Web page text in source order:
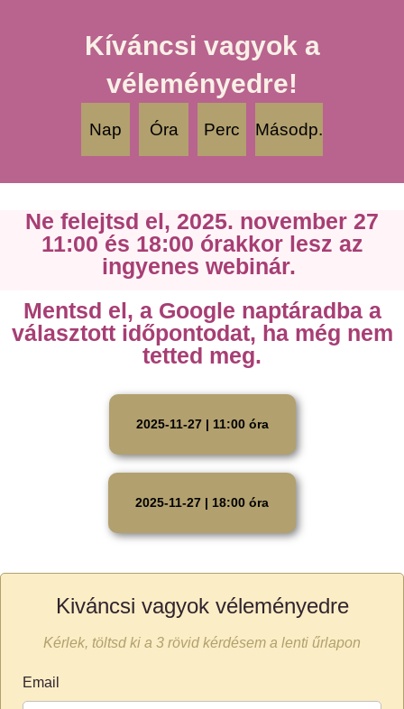
Kíváncsi vagyok a
véleményedre!
Nap Óra Perc Másodp.
Ne felejtsd el, 2025. november 27
11:00 és 18:00 órakkor lesz az
ingyenes webinár.
Mentsd el, a Google naptáradba a
választott időpontodat, ha még nem
tetted meg.
2025-11-27 | 11:00 óra
2025-11-27 | 18:00 óra
Kiváncsi vagyok véleményedre
Kérlek, töltsd ki a 3 rövid kérdésem a lenti űrlapon
Email